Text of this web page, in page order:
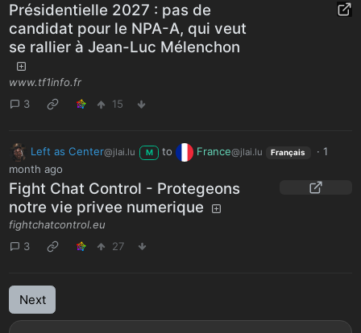
Présidentielle 2027 : pas de
candidat pour le NPA-A, qui veut
se rallier à Jean-Luc Mélenchon
www.tf1info.fr
3
15
Left as Center@jlai.lu M to France@jlai.lu Français ·1
month ago
Fight Chat Control - Protegeons
notre vie privee numerique
fightchatcontrol.eu
3
27
Next